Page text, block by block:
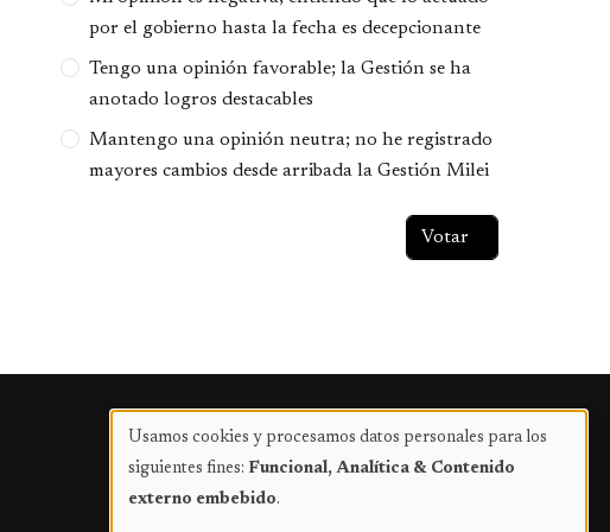
por el gobierno hasta la fecha es decepcionante
Tengo una opinión favorable; la Gestión se ha
anotado logros destacables
Mantengo una opinión neutra; no he registrado
mayores cambios desde arribada la Gestión Milei
Publicidad
Uso
de
Usamos cookies y procesamos datos personales para los
siguientes fines: Funcional, Analítica & Contenido
externo embebido.